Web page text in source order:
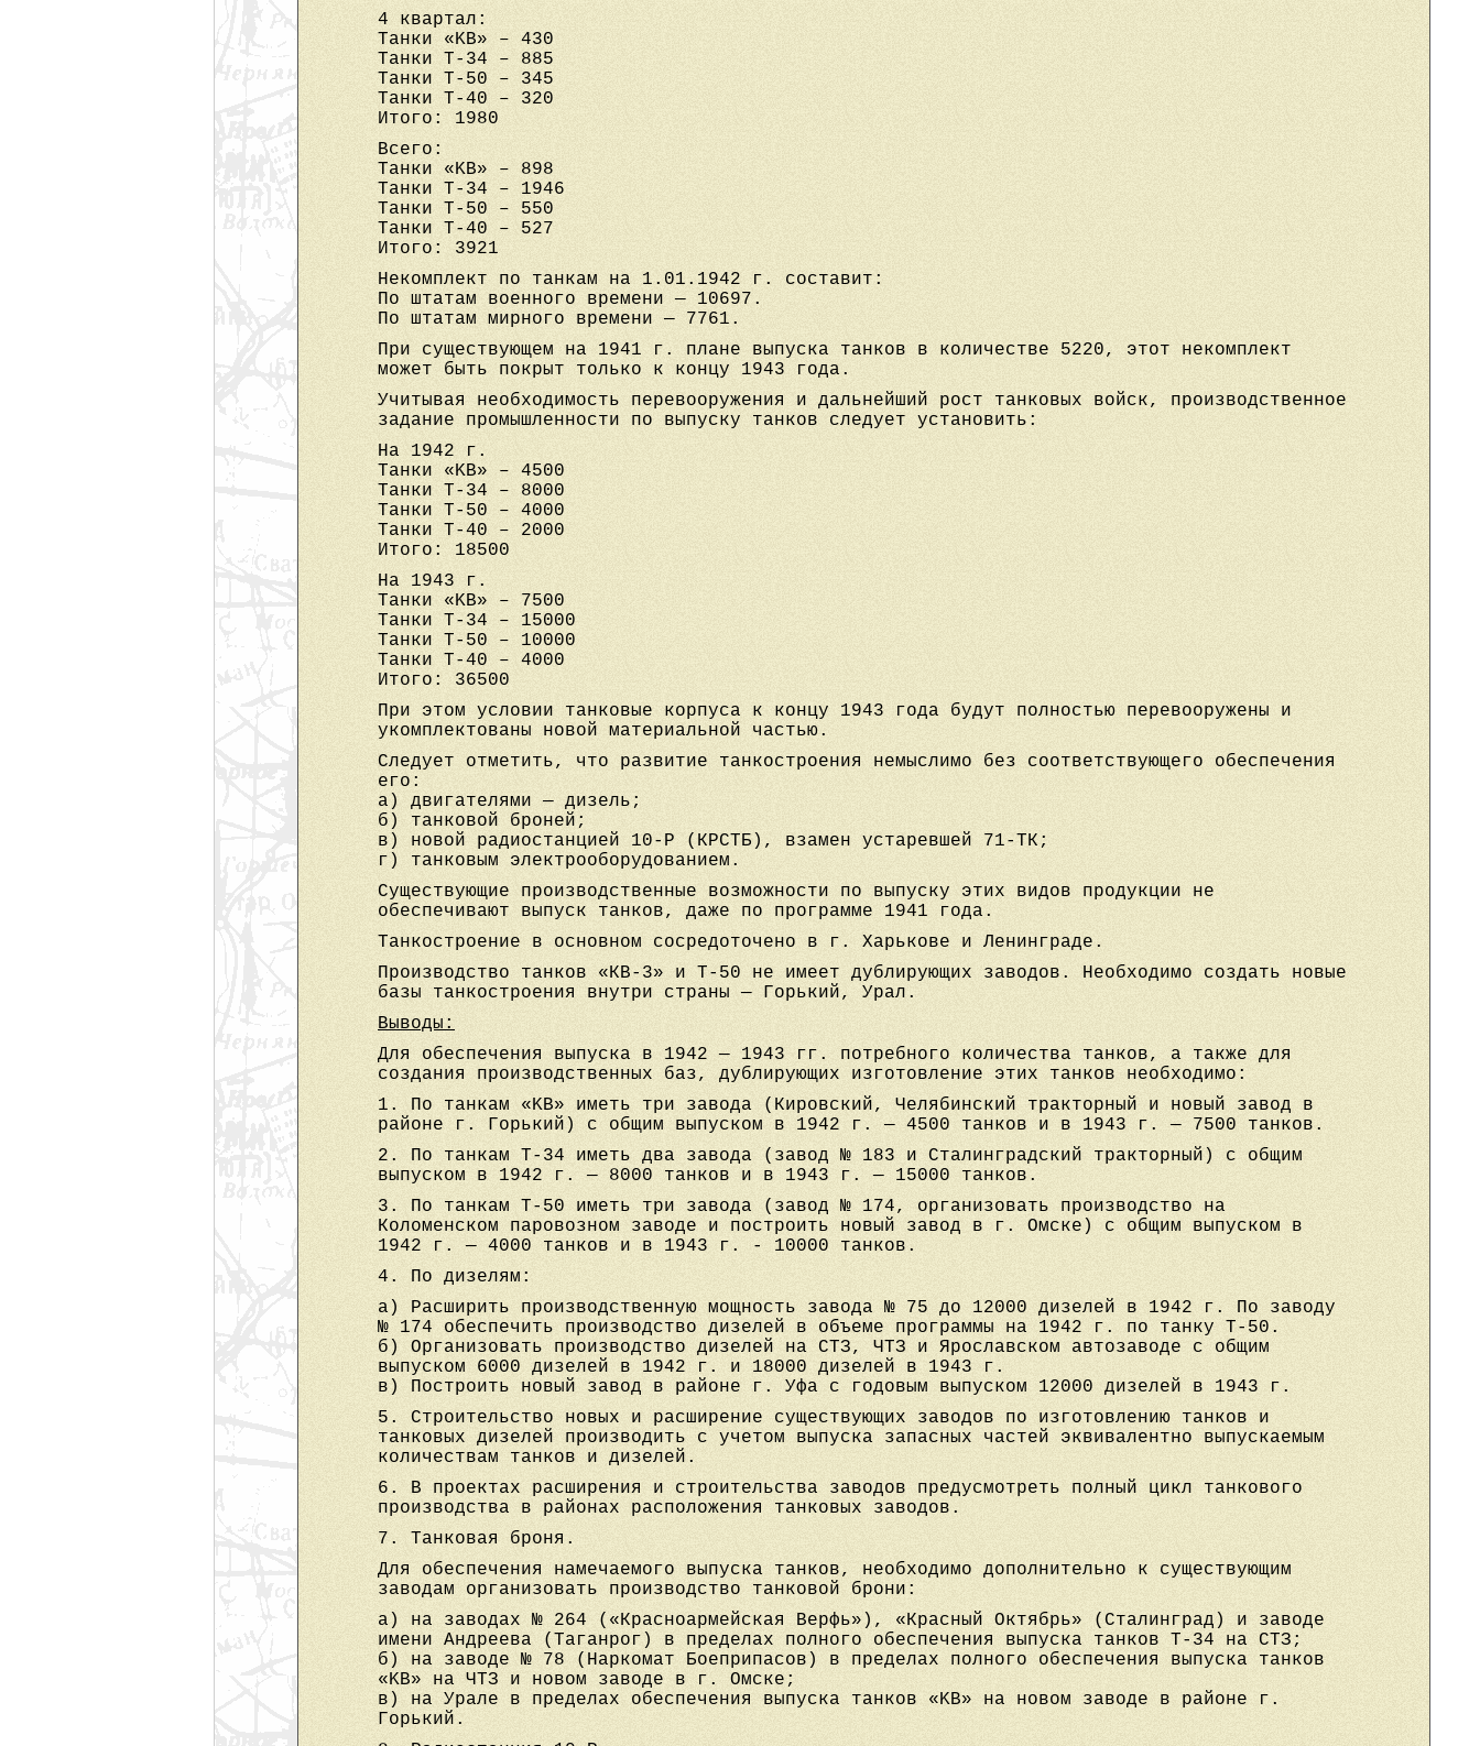
4 квартал:
Танки «KB» – 430
Танки Т-34 – 885
Танки Т-50 – 345
Танки Т-40 – 320
Итого: 1980
Всего:
Танки «KB» – 898
Танки Т-34 – 1946
Танки Т-50 – 550
Танки Т-40 – 527
Итого: 3921
Некомплект по танкам на 1.01.1942 г. составит:
По штатам военного времени — 10697.
По штатам мирного времени — 7761.
При существующем на 1941 г. плане выпуска танков в количестве 5220, этот некомплект
может быть покрыт только к концу 1943 года.
Учитывая необходимость перевооружения и дальнейший рост танковых войск, производственное
задание промышленности по выпуску танков следует установить:
На 1942 г.
Танки «KB» – 4500
Танки Т-34 – 8000
Танки Т-50 – 4000
Танки Т-40 – 2000
Итого: 18500
На 1943 г.
Танки «KB» – 7500
Танки Т-34 – 15000
Танки Т-50 – 10000
Танки Т-40 – 4000
Итого: 36500
При этом условии танковые корпуса к концу 1943 года будут полностью перевооружены и
укомплектованы новой материальной частью.
Следует отметить, что развитие танкостроения немыслимо без соответствующего обеспечения
его:
а) двигателями — дизель;
б) танковой броней;
в) новой радиостанцией 10-Р (КРСТБ), взамен устаревшей 71-ТК;
г) танковым электрооборудованием.
Существующие производственные возможности по выпуску этих видов продукции не
обеспечивают выпуск танков, даже по программе 1941 года.
Танкостроение в основном сосредоточено в г. Харькове и Ленинграде.
Производство танков «КВ-3» и Т-50 не имеет дублирующих заводов. Необходимо создать новые
базы танкостроения внутри страны — Горький, Урал.
Выводы:
Для обеспечения выпуска в 1942 — 1943 гг. потребного количества танков, а также для
создания производственных баз, дублирующих изготовление этих танков необходимо:
1. По танкам «KB» иметь три завода (Кировский, Челябинский тракторный и новый завод в
районе г. Горький) с общим выпуском в 1942 г. — 4500 танков и в 1943 г. — 7500 танков.
2. По танкам Т-34 иметь два завода (завод № 183 и Сталинградский тракторный) с общим
выпуском в 1942 г. — 8000 танков и в 1943 г. — 15000 танков.
3. По танкам Т-50 иметь три завода (завод № 174, организовать производство на
Коломенском паровозном заводе и построить новый завод в г. Омске) с общим выпуском в
1942 г. — 4000 танков и в 1943 г. - 10000 танков.
4. По дизелям:
а) Расширить производственную мощность завода № 75 до 12000 дизелей в 1942 г. По заводу
№ 174 обеспечить производство дизелей в объеме программы на 1942 г. по танку Т-50.
б) Организовать производство дизелей на СТЗ, ЧТЗ и Ярославском автозаводе с общим
выпуском 6000 дизелей в 1942 г. и 18000 дизелей в 1943 г.
в) Построить новый завод в районе г. Уфа с годовым выпуском 12000 дизелей в 1943 г.
5. Строительство новых и расширение существующих заводов по изготовлению танков и
танковых дизелей производить с учетом выпуска запасных частей эквивалентно выпускаемым
количествам танков и дизелей.
6. В проектах расширения и строительства заводов предусмотреть полный цикл танкового
производства в районах расположения танковых заводов.
7. Танковая броня.
Для обеспечения намечаемого выпуска танков, необходимо дополнительно к существующим
заводам организовать производство танковой брони:
а) на заводах № 264 («Красноармейская Верфь»), «Красный Октябрь» (Сталинград) и заводе
имени Андреева (Таганрог) в пределах полного обеспечения выпуска танков Т-34 на СТЗ;
б) на заводе № 78 (Наркомат Боеприпасов) в пределах полного обеспечения выпуска танков
«KB» на ЧТЗ и новом заводе в г. Омске;
в) на Урале в пределах обеспечения выпуска танков «KB» на новом заводе в районе г.
Горький.